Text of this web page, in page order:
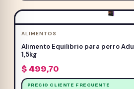
ALIMENTOS
Alimento Equilibrio para perro
1,5kg
$499,70
PRECIO CLIENTE FRECUENTE